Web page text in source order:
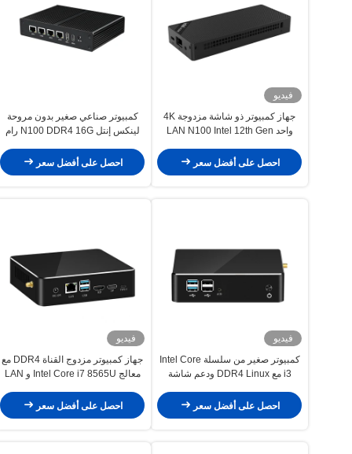
فيديو
جهاز كمبيوتر ذو شاشة مزدوجة 4K
واحد LAN N100 Intel 12th Gen
احصل على أفضل سعر
كمبيوتر صناعي صغير بدون مروحة
لينكس إنتل N100 DDR4 16G رام
احصل على أفضل سعر
فيديو
كمبيوتر صغير من سلسلة Intel Core
i3 مع DDR4 Linux ودعم شاشة
احصل على أفضل سعر
فيديو
جهاز كمبيوتر مزدوج القناة DDR4 مع
معالج Intel Core i7 8565U و LAN
احصل على أفضل سعر